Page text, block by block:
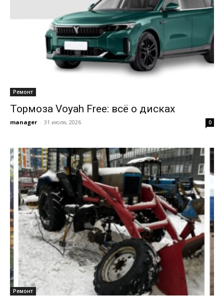
Ремонт
Тормоза Voyah Free: всё о дисках
manager - 31 июля, 2026 0
Ремонт